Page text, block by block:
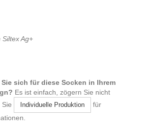
Ag+
sich für diese Socken in Ihrem
Es ist einfach, zögern Sie nicht
Sie
Individuelle Produktion
für